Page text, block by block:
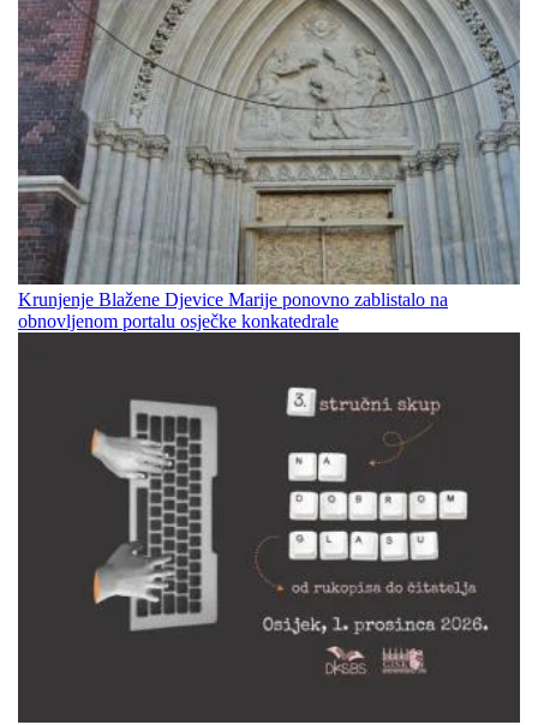
Krunjenje Blažene Djevice Marije ponovno zablistalo na
obnovljenom portalu osječke konkatedrale